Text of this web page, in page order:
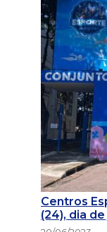
Centros
(24), dia